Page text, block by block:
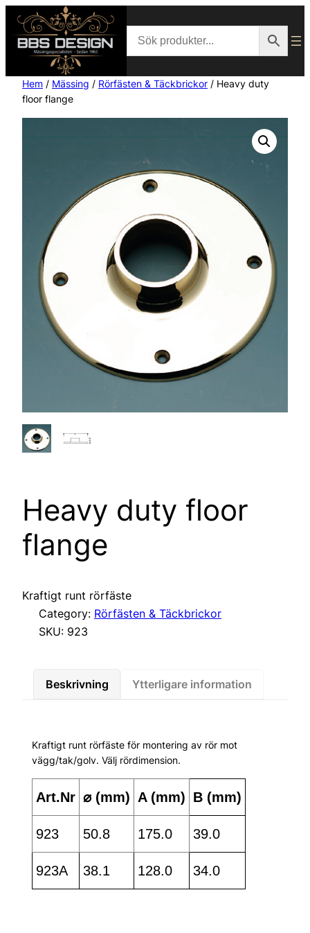
Hem / Mässing / Rörfästen & Täckbrickor / Heavy duty
floor flange
Heavy duty floor
flange
Kraftigt runt rörfäste
Category: Rörfästen & Täckbrickor
SKU: 923
Beskrivning Ytterligare information
Kraftigt runt rörfäste för montering av rör mot
vägg/tak/golv. Välj rördimension.
Art.Nr ⌀ (mm) A (mm) B (mm)
923 50.8 175.0 39.0
923A 38.1 128.0 34.0